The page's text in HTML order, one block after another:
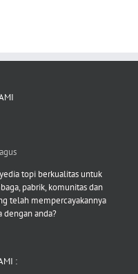
topi berkualitas untuk
pabrik, komunitas dan
telah mempercayakannya
dengan anda?
: